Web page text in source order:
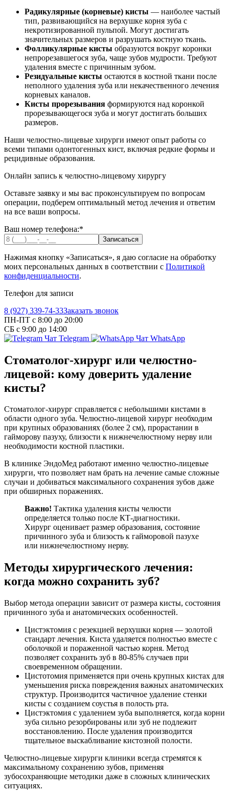
Радикулярные (корневые) кисты — наиболее частый
тип, развивающийся на верхушке корня зуба с
некротизированной пульпой. Могут достигать
значительных размеров и разрушать костную ткань.
Фолликулярные кисты образуются вокруг коронки
непрорезавшегося зуба, чаще зубов мудрости. Требуют
удаления вместе с причинным зубом.
Резидуальные кисты остаются в костной ткани после
неполного удаления зуба или некачественного лечения
корневых каналов.
Кисты прорезывания формируются над коронкой
прорезывающегося зуба и могут достигать больших
размеров.
Наши челюстно-лицевые хирурги имеют опыт работы со
всеми типами одонтогенных кист, включая редкие формы и
рецидивные образования.
Онлайн запись к челюстно-лицевому хирургу
Оставьте заявку и мы вас проконсультируем по вопросам
операции, подберем оптимальный метод лечения и ответим
на все ваши вопросы.
Ваш номер телефона:*
Записаться
Нажимая кнопку «Записаться», я даю согласие на обработку
моих персональных данных в соответствии с Политикой
конфиденциальности.
Телефон для записи
8 (927) 339-74-33Заказать звонок
ПН-ПТ с 8:00 до 20:00
СБ с 9:00 до 14:00
Чат Telegram
Чат WhatsApp
Стоматолог-хирург или челюстно-
лицевой: кому доверить удаление
кисты?
Стоматолог-хирург справляется с небольшими кистами в
области одного зуба. Челюстно-лицевой хирург необходим
при крупных образованиях (более 2 см), прорастании в
гайморову пазуху, близости к нижнечелюстному нерву или
необходимости костной пластики.
В клинике ЭндоМед работают именно челюстно-лицевые
хирурги, что позволяет нам брать на лечение самые сложные
случаи и добиваться максимального сохранения зубов даже
при обширных поражениях.
Важно! Тактика удаления кисты челюсти
определяется только после КТ-диагностики.
Хирург оценивает размер образования, состояние
причинного зуба и близость к гайморовой пазухе
или нижнечелюстному нерву.
Методы хирургического лечения:
когда можно сохранить зуб?
Выбор метода операции зависит от размера кисты, состояния
причинного зуба и анатомических особенностей.
Цистэктомия с резекцией верхушки корня — золотой
стандарт лечения. Киста удаляется полностью вместе с
оболочкой и пораженной частью корня. Метод
позволяет сохранить зуб в 80-85% случаев при
своевременном обращении.
Цистотомия применяется при очень крупных кистах для
уменьшения риска повреждения важных анатомических
структур. Производится частичное удаление стенки
кисты с созданием соустья в полость рта.
Цистэктомия с удалением зуба выполняется, когда корни
зуба сильно резорбированы или зуб не подлежит
восстановлению. После удаления производится
тщательное выскабливание кистозной полости.
Челюстно-лицевые хирурги клиники всегда стремятся к
максимальному сохранению зубов, применяя
зубосохраняющие методики даже в сложных клинических
ситуациях.